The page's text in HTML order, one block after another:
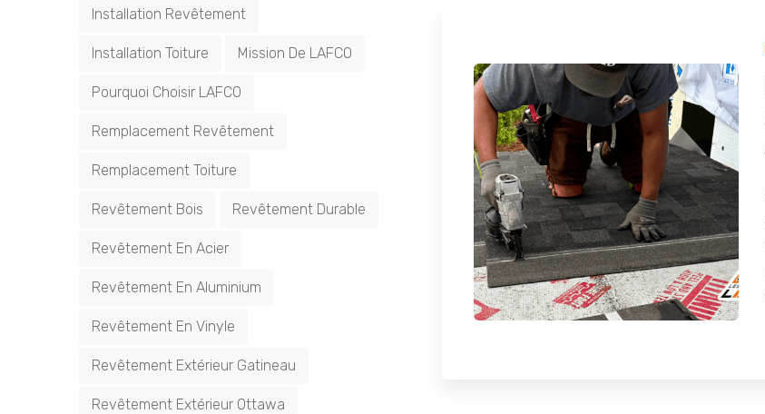
Installation Revêtement
Installation Toiture Mission De LAFCO
Pourquoi Choisir LAFCO
Remplacement Revêtement
Remplacement Toiture
Revêtement Bois Revêtement Durable
Revêtement En Acier
Revêtement En Aluminium
Revêtement En Vinyle
Revêtement Extérieur Gatineau
Revêtement Extérieur Ottawa